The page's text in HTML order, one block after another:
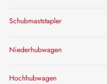
Schubmaststapler
Niederhubwagen
Hochhubwagen